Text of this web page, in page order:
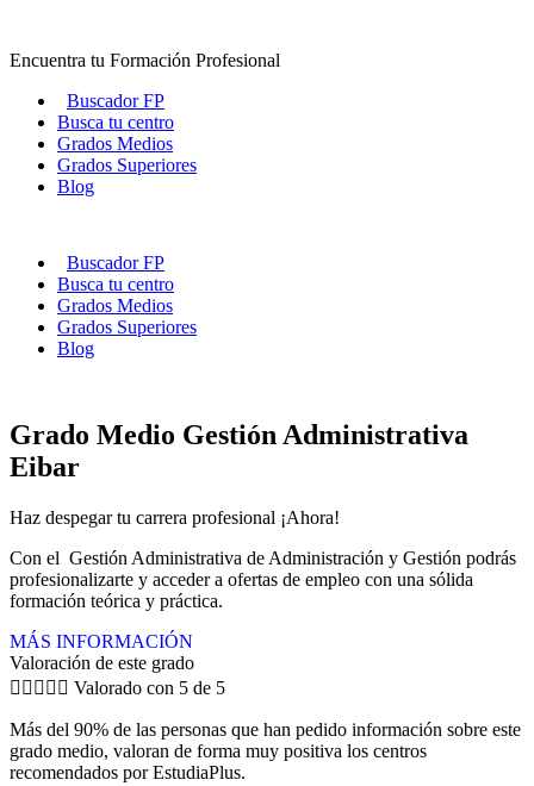
contenido
Encuentra tu Formación Profesional
Buscador FP
Busca tu centro
Grados Medios
Grados Superiores
Blog
Buscador FP
Busca tu centro
Grados Medios
Grados Superiores
Blog
Grado Medio Gestión Administrativa
Eibar
Haz despegar tu carrera profesional ¡Ahora!
Con el Gestión Administrativa de Administración y Gestión podrás
profesionalizarte y acceder a ofertas de empleo con una sólida
formación teórica y práctica.
MÁS INFORMACIÓN
Valoración de este grado
     Valorado con 5 de 5
Más del 90% de las personas que han pedido información sobre este
grado medio, valoran de forma muy positiva los centros
recomendados por EstudiaPlus.